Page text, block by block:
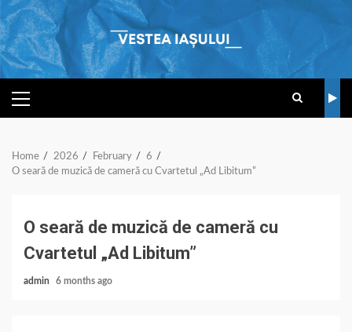
Skip
to
content
PRIMARY
MENU
Home 2026 February
6
O seară de muzică de cameră cu Cvartetul „Ad Libitum”
O seară de muzică de cameră cu
Cvartetul „Ad Libitum”
admin 6 months ago